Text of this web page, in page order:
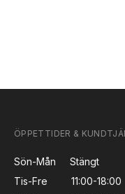
ÖPPETTIDER &
Sön-Mån
Stängt
Tis-Fre
11:00-18:00